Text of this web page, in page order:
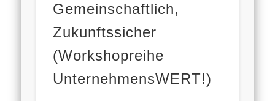
Gemeinschaftlich,
Zukunftssicher
(Workshopreihe
UnternehmensWERT!)